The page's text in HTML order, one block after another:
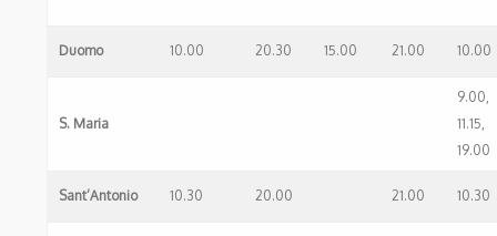
Duomo 10.00 20.30 15.00 21.00 10.00
S. Maria
9.00,
11.15,
19.00
Sant’Antonio 10.30 20.00 21.00 10.30